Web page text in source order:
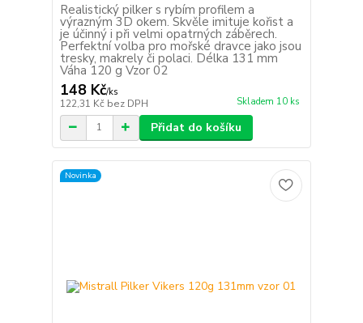
Realistický pilker s rybím profilem a
výrazným 3D okem. Skvěle imituje kořist a
je účinný i při velmi opatrných záběrech.
Perfektní volba pro mořské dravce jako jsou
tresky, makrely či polaci. Délka 131 mm
Váha 120 g Vzor 02
148 Kč/ks
122,31 Kč bez DPH Skladem 10 ks
Přidat do košíku
Novinka